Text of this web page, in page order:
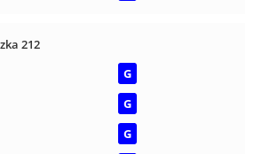
212
G
G
G